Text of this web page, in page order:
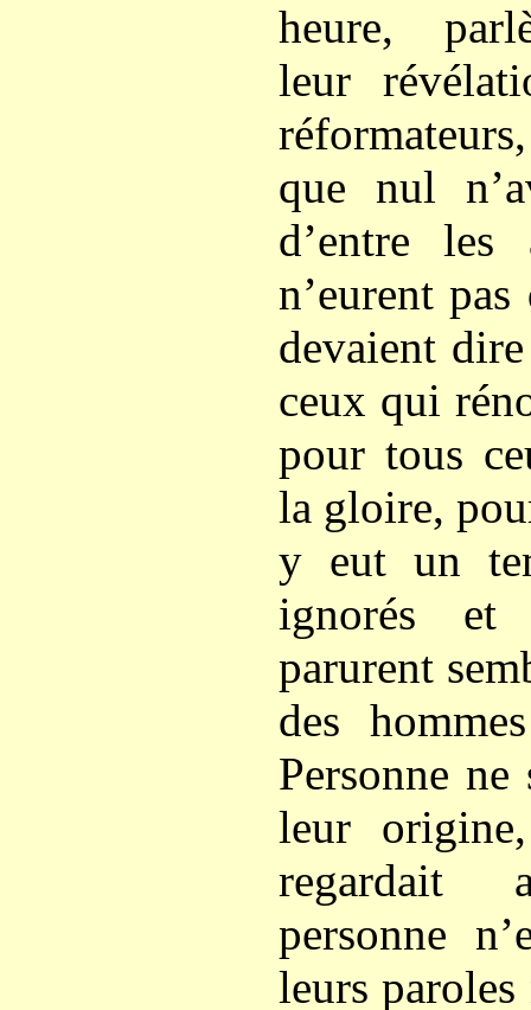
heure,
leur
que nul
d’entre les
n’eurent
devaient
ceux qui
pour tous
la gloire,
y eut un
ignorés
parurent
des
Personne ne
leur
regardait
personne
leurs